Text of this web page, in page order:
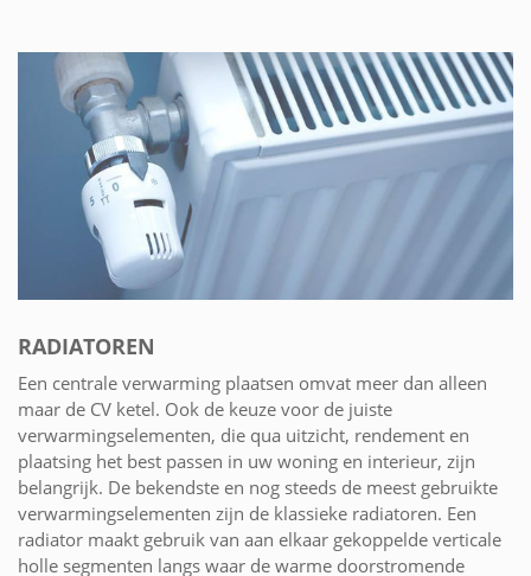
RADIATOREN
Een centrale verwarming plaatsen omvat meer dan alleen
maar de CV ketel. Ook de keuze voor de juiste
verwarmingselementen, die qua uitzicht, rendement en
plaatsing het best passen in uw woning en interieur, zijn
belangrijk. De bekendste en nog steeds de meest gebruikte
verwarmingselementen zijn de klassieke radiatoren. Een
radiator maakt gebruik van aan elkaar gekoppelde verticale
holle segmenten langs waar de warme doorstromende